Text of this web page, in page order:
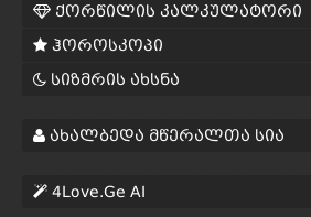
ქორწილის კალკულატორი
ჰოროსკოპი
სიზმრის ახსნა
ახალბედა მწერალთა სია
4Love.Ge AI